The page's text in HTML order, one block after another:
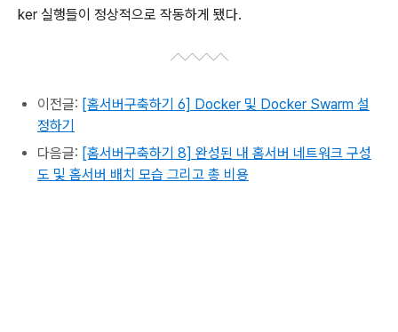
ker 실행들이 정상적으로 작동하게 됐다.
이전글: [홈서버구축하기 6] Docker 및 Docker Swarm 설
정하기
다음글: [홈서버구축하기 8] 완성된 내 홈서버 네트워크 구성
도 및 홈서버 배치 모습 그리고 총 비용